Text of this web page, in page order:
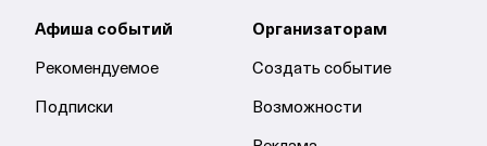
Афиша событий
Рекомендуемое
Подписки
Организаторам
Создать событие
Возможности